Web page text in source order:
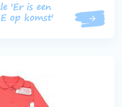
'Er is een
op komst'